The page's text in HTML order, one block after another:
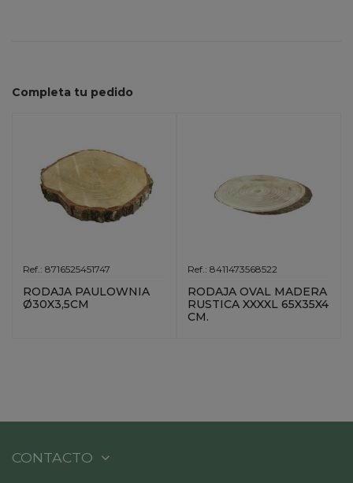
Completa tu pedido
Ref.: 8716525451747
RODAJA PAULOWNIA
Ø30X3,5CM
Ref.: 8411473568522
RODAJA OVAL MADERA
RUSTICA XXXXL 65X35X4
CM.
CONTACTO